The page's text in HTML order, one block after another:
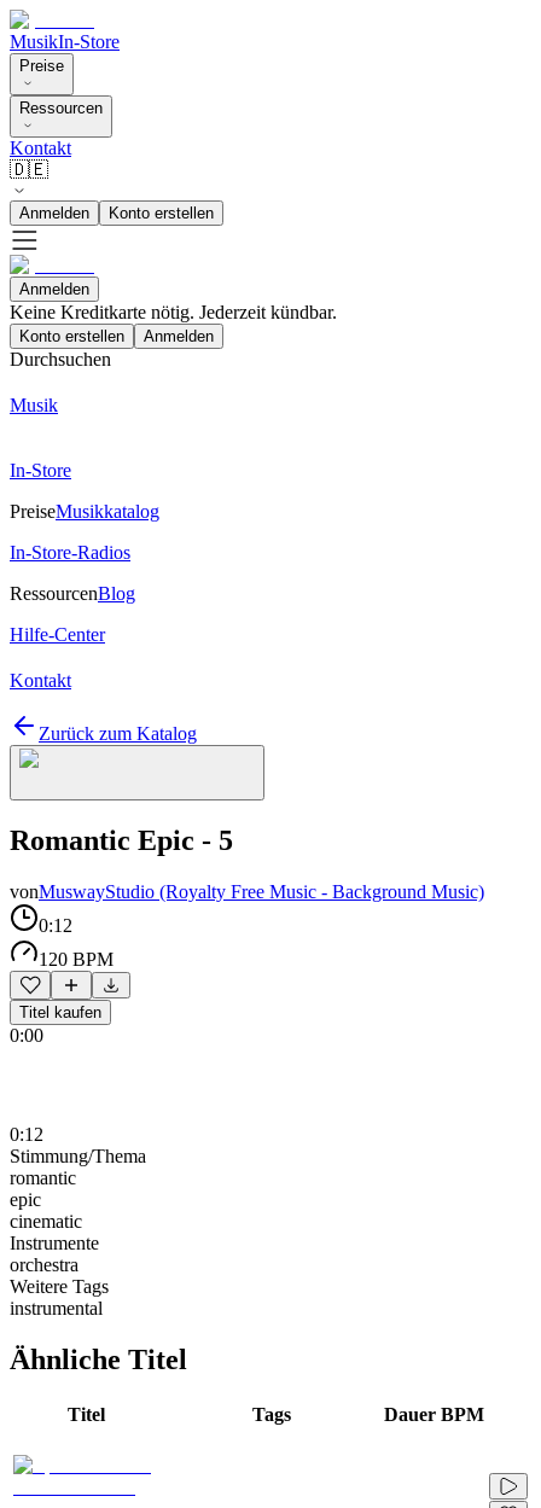
MusikIn-Store
Preise
Ressourcen
Kontakt
🇩🇪
Anmelden Konto erstellen
Anmelden
Keine Kreditkarte nötig. Jederzeit kündbar.
Konto erstellen Anmelden
Durchsuchen
Musik
In-Store
PreiseMusikkatalog
In-Store-Radios
RessourcenBlog
Hilfe-Center
Kontakt
Zurück zum Katalog
Romantic Epic - 5
vonMuswayStudio (Royalty Free Music - Background Music)
0:12
120 BPM
Titel kaufen
0:00
0:12
Stimmung/Thema
romantic
epic
cinematic
Instrumente
orchestra
Weitere Tags
instrumental
Ähnliche Titel
Titel Tags Dauer BPM